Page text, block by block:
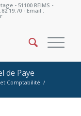
- 51100 REIMS -
- Email :
de Paye
Comptabilité /